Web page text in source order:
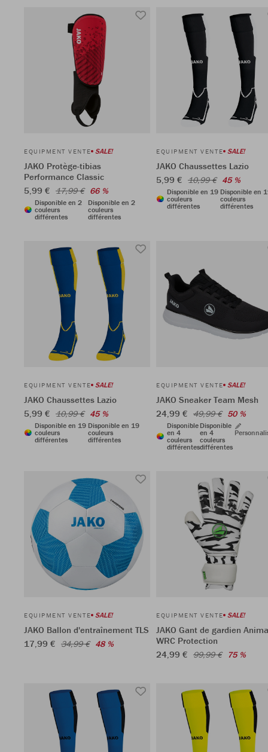
EQUIPMENT VENTE SALE!
JAKO Protège-tibias
Performance Classic
5,99 € 17,99 € 66 %
Disponible en 2
couleurs
différentes
Disponible en 2
couleurs
différentes
EQUIPMENT VENTE SALE!
JAKO Chaussettes Lazio
5,99 € 10,99 € 45 %
Disponible en 19
couleurs
différentes
Disponible en
couleurs
différentes
EQUIPMENT VENTE SALE!
JAKO Chaussettes Lazio
5,99 € 10,99 € 45 %
Disponible en 19
couleurs
différentes
Disponible en 19
couleurs
différentes
EQUIPMENT VENTE SALE!
JAKO Sneaker Team Mesh
24,99 € 49,99 € 50 %
Disponible
en 4
couleurs
différentes
Disponible
en 4
couleurs
différentes
EQUIPMENT VENTE SALE!
JAKO Ballon d'entraînement TLS
17,99 € 34,99 € 48 %
EQUIPMENT VENTE SALE!
JAKO Gant de gardien
WRC Protection
24,99 € 99,99 € 75 %